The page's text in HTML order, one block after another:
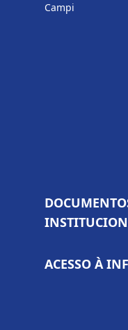
Campi
ACESSO À